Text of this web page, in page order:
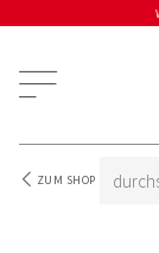
ZUM SHOP